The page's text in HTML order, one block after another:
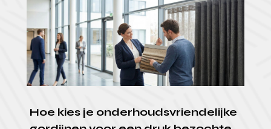
Hoe kies je onderhoudsvriendelijke